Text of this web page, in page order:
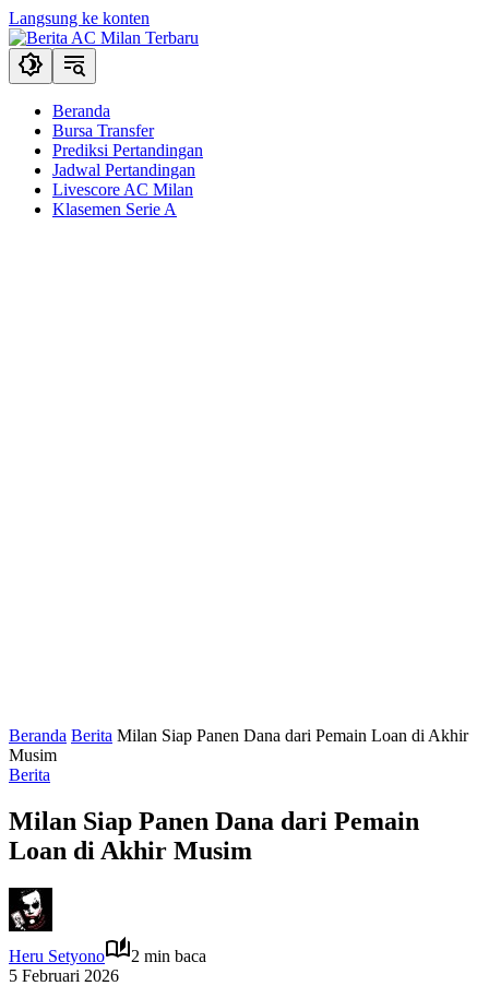
Langsung ke konten
Beranda
Bursa Transfer
Prediksi Pertandingan
Jadwal Pertandingan
Livescore AC Milan
Klasemen Serie A
Beranda Berita Milan Siap Panen Dana dari Pemain Loan di Akhir
Musim
Berita
Milan Siap Panen Dana dari Pemain
Loan di Akhir Musim
Heru Setyono
2 min baca
5 Februari 2026